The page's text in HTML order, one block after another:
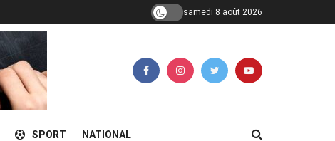
samedi 8 août 2026
SPORT NATIONAL